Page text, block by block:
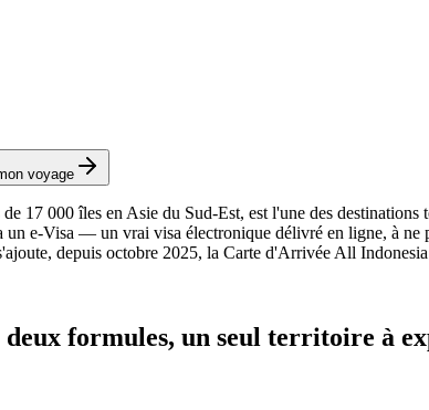
voyage
17 000 îles en Asie du Sud-Est, est l'une des destinations
un e-Visa — un vrai visa électronique délivré en ligne, à
depuis octobre 2025, la Carte d'Arrivée All
deux formules, un seul territoire à